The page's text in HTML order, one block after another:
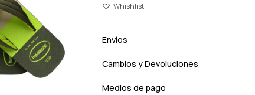
Envíos
Cambios y Devoluciones
Medios de pago